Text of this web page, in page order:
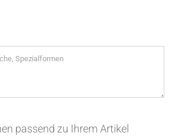
passend zu Ihrem Artikel